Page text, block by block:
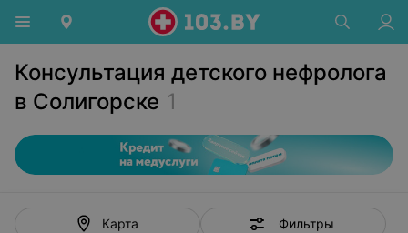
Консультация детского нефролога
в Солигорске 1
Карта Фильтры